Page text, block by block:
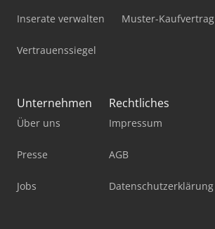
Pick-And-Place-Roboter
Stromerzeuger Diesel
Trafo 20 Kv
Werkstatt-Auflösung
Werkstattpresse 100 T
Inserate verwalten
Vertrauenssiegel
Muster-Kaufvertrag
Unternehmen
Über uns
Presse
Jobs
Rechtliches
Impressum
AGB
Datenschutzerklärung